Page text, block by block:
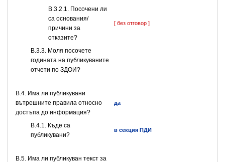
В.3.2.1. Посочени ли
са основания/
причини за
отказите?
[ без отговор ]
В.3.3. Моля посочете
годината на публикуваните
отчети по ЗДОИ?
В.4. Има ли публикувани
вътрешните правила относно
достъпа до информация?
да
В.4.1. Къде са
публикувани?
в секция ПДИ
В.5. Има ли публикуван текст за